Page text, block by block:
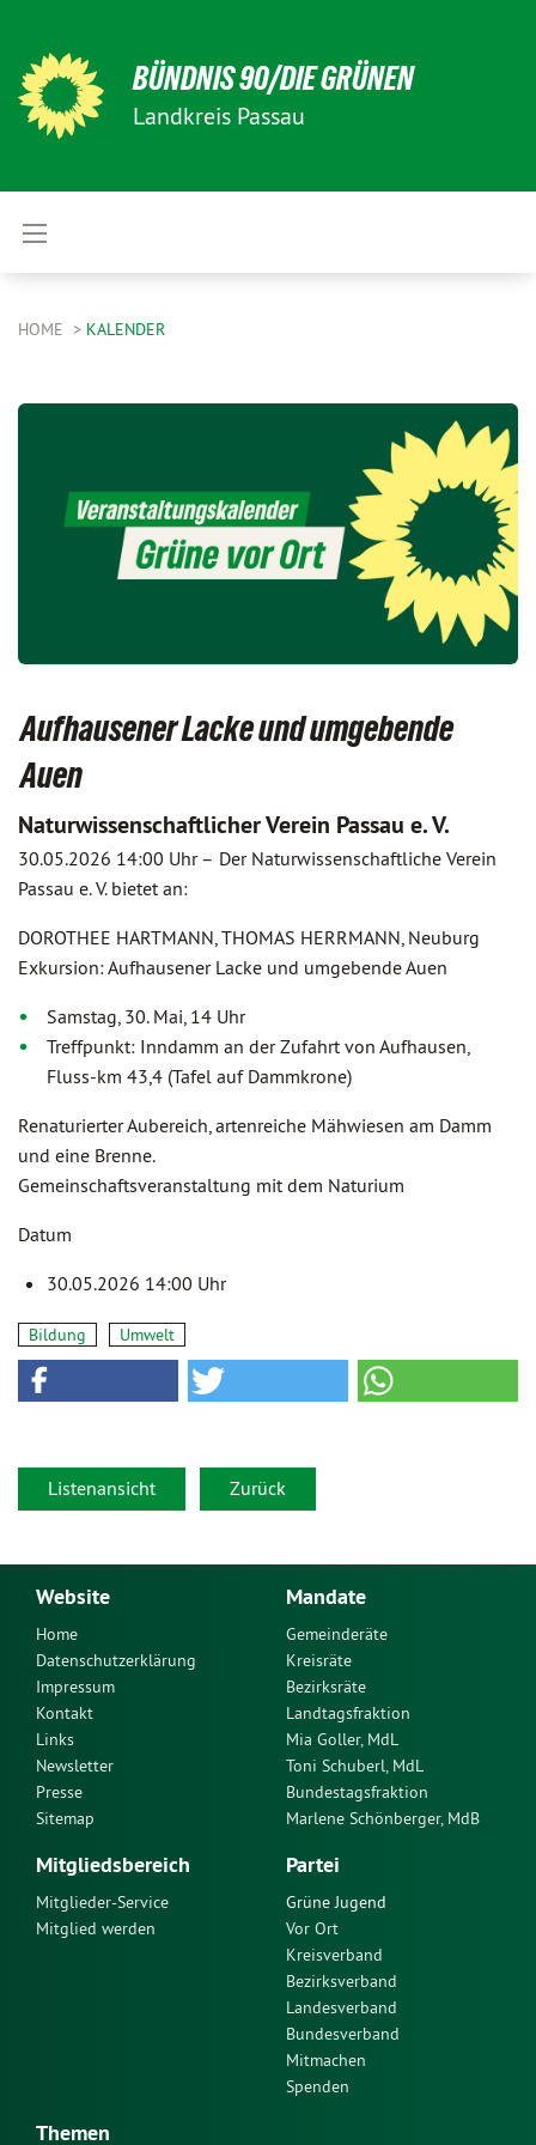
BÜNDNIS 90/DIE GRÜNEN
Landkreis Passau
HOME KALENDER
Aufhausener Lacke und umgebende
Auen
Naturwissenschaftlicher Verein Passau e. V.
30.05.2026 14:00 Uhr – Der Naturwissenschaftliche Verein
Passau e. V. bietet an:
DOROTHEE HARTMANN, THOMAS HERRMANN, Neuburg
Exkursion: Aufhausener Lacke und umgebende Auen
Samstag, 30. Mai, 14 Uhr
Treffpunkt: Inndamm an der Zufahrt von Aufhausen,
Fluss-km 43,4 (Tafel auf Dammkrone)
Renaturierter Aubereich, artenreiche Mähwiesen am Damm
und eine Brenne.
Gemeinschaftsveranstaltung mit dem Naturium
Datum
30.05.2026 14:00 Uhr
Bildung Umwelt
Listenansicht Zurück
Website
Home
Datenschutzerklärung
Impressum
Kontakt
Links
Newsletter
Presse
Sitemap
Mandate
Gemeinderäte
Kreisräte
Bezirksräte
Landtagsfraktion
Mia Goller, MdL
Toni Schuberl, MdL
Bundestagsfraktion
Marlene Schönberger, MdB
Mitgliedsbereich
Mitglieder-Service
Mitglied werden
Partei
Grüne Jugend
Vor Ort
Kreisverband
Bezirksverband
Landesverband
Bundesverband
Mitmachen
Spenden
Themen